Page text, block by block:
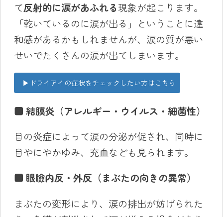
て反射的に涙があふれる現象が起こります。
「乾いているのに涙が出る」ということに違
和感があるかもしれませんが、涙の質が悪い
せいでたくさんの涙が出てしまいます。
▶ドライアイの症状をチェックしたい方はこちら
■ 結膜炎（アレルギー・ウイルス・細菌性）
目の炎症によって涙の分泌が促され、同時に
目やにやかゆみ、充血なども見られます。
■ 眼瞼内反・外反（まぶたの向きの異常）
まぶたの変形により、涙の排出が妨げられた